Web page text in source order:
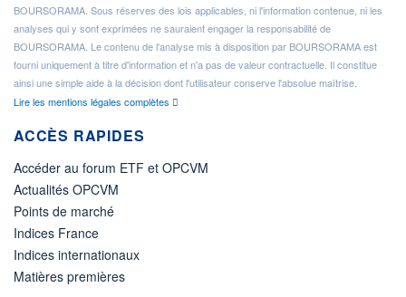
BOURSORAMA. Sous réserves des lois applicables, ni l'information contenue, ni les
analyses qui y sont exprimées ne sauraient engager la responsabilité de
BOURSORAMA. Le contenu de l'analyse mis à disposition par BOURSORAMA est
fourni uniquement à titre d'information et n'a pas de valeur contractuelle. Il constitue
ainsi une simple aide à la décision dont l'utilisateur conserve l'absolue maîtrise.
Lire les mentions légales complètes
ACCÈS RAPIDES
Accéder au forum ETF et OPCVM
Actualités OPCVM
Points de marché
Indices France
Indices internationaux
Matières premières